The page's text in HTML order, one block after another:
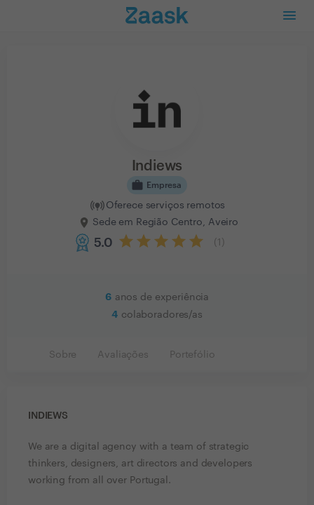
Indiews
work Empresa
Oferece serviços remotos
Sede em Região Centro, Aveiro
5.0 1
6 anos de experiência
4 colaboradores/as
Sobre Avaliações Portefólio
INDIEWS
We are a digital agency with a team of strategic
thinkers, designers, art directors and developers
working from all over Portugal.